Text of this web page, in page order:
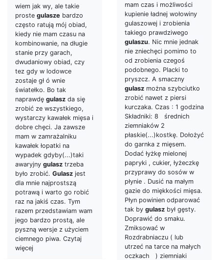
wiem jak wy, ale takie
proste gulasze bardzo
często ratują mój obiad,
kiedy nie mam czasu na
kombinowanie, na długie
stanie przy garach,
dwudaniowy obiad, czy
tez gdy w lodowce
zostaje gł ó wnie
światełko. Bo tak
naprawdę gulasz da się
zrobić ze wszystkiego,
wystarczy kawałek mięsa i
dobre chęci. Ja zawsze
mam w zamrażalniku
kawałek łopatki na
wypadek gdyby(...)taki
awaryjny gulasz trzeba
było zrobić. Gulasz jest
dla mnie najprostszą
potrawą i warto go robić
raz na jakiś czas. Tym
razem przedstawiam wam
jego bardzo prostą, ale
pyszną wersje z użyciem
ciemnego piwa. Czytaj
więcej
mam czas i możliwości
kupienie ładnej wołowiny
gulaszowej i zrobienia
takiego prawdziwego
gulaszu. Nic mnie jednak
nie zniechęci pomimo to
od zrobienia czegoś
podobnego. Placki to
pryszcz. A smaczny
gulasz można szybciutko
zrobić nawet z piersi
kurczaka. Czas : 1 godzina
Składniki: 8 średnich
ziemniaków 2
płaskie(...)kostkę. Dołożyć
do garnka z mięsem.
Dodać łyżkę mielonej
papryki , cukier, łyżeczkę
przyprawy do sosów w
płynie . Dusić na małym
gazie do miękkości mięsa.
Płyn powinien odparować
tak by gulasz był gęsty.
Doprawić do smaku.
Zmiksować w
Rozdrabniaczu ( lub
utrzeć na tarce na małych
oczkach ) ziemniaki